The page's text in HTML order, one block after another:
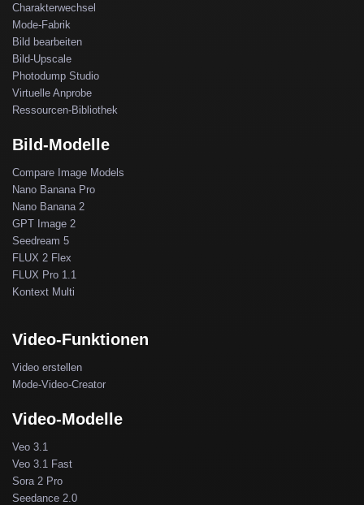
Charakterwechsel
Mode-Fabrik
Bild bearbeiten
Bild-Upscale
Photodump Studio
Virtuelle Anprobe
Ressourcen-Bibliothek
Bild-Modelle
Compare Image Models
Nano Banana Pro
Nano Banana 2
GPT Image 2
Seedream 5
FLUX 2 Flex
FLUX Pro 1.1
Kontext Multi
Video-Funktionen
Video erstellen
Mode-Video-Creator
Video-Modelle
Veo 3.1
Veo 3.1 Fast
Sora 2 Pro
Seedance 2.0